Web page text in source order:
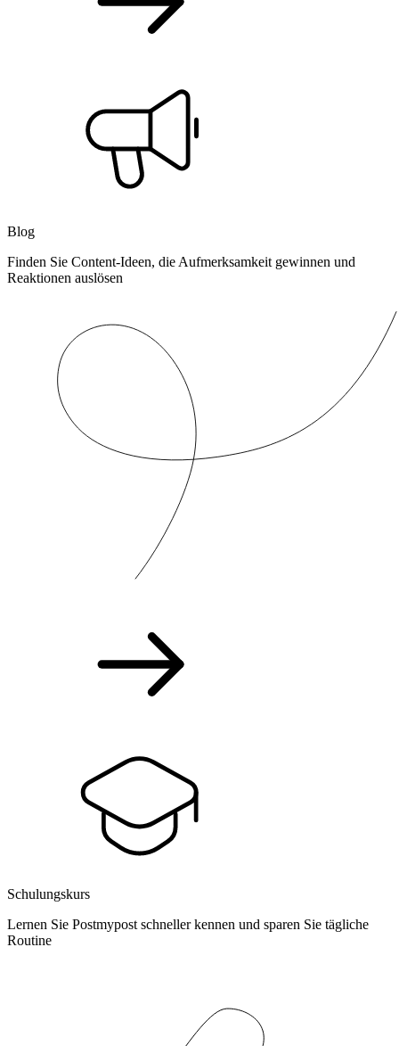
Blog
Finden Sie Content-Ideen, die Aufmerksamkeit gewinnen und
Reaktionen auslösen
Schulungskurs
Lernen Sie Postmypost schneller kennen und sparen Sie tägliche
Routine